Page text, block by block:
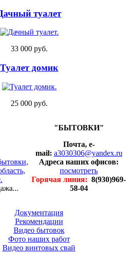
туалет
33 000 руб.
Туалет домик
25 000 руб.
"БЫТОВКИ"
Почта, e-
mail: a3030306@yandex.ru
Адреса наших офисов:
посмотреть
Горячая линия: 8(930)969-
58-04
Документация
Рекомендации
Видео бытовок
Фото наших работ
Видео винтовых свай